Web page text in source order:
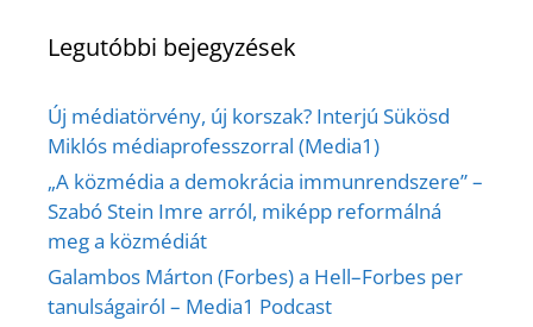
Legutóbbi bejegyzések
Új médiatörvény, új korszak? Interjú Sükösd
Miklós médiaprofesszorral (Media1)
„A közmédia a demokrácia immunrendszere” –
Szabó Stein Imre arról, miképp reformálná
meg a közmédiát
Galambos Márton (Forbes) a Hell–Forbes per
tanulságairól – Media1 Podcast